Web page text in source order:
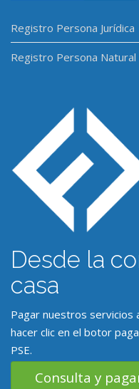
Registro Persona Jurídica
Registro Persona Natural
Desde la
casa
Pagar nuestros servicios
hacer clic en el botor
PSE.
Consulta y